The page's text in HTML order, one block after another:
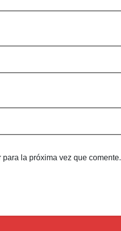
la próxima vez que comente.